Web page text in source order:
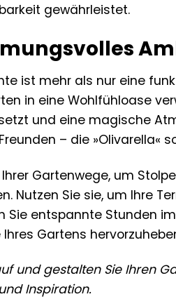
gewährleistet.
ist mehr als nur eine
in eine Wohlfühloase
und eine magische
– die »Olivarella«
Gartenwege, um
Nutzen Sie sie, um Ihre
Sie entspannte Stunden
Gartens
und gestalten Sie Ihren
Inspiration.